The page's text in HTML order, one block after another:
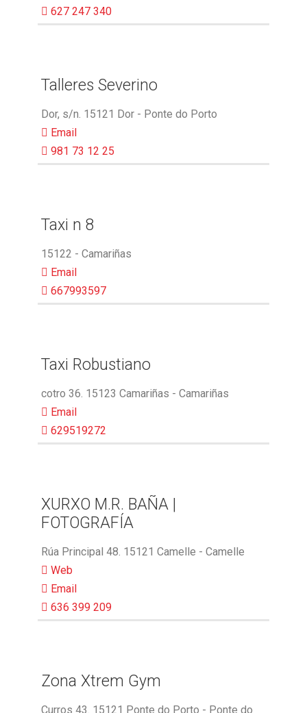
627 247 340
Talleres Severino
Dor, s/n. 15121 Dor - Ponte do Porto
Email
981 73 12 25
Taxi n 8
15122 - Camariñas
Email
667993597
Taxi Robustiano
cotro 36. 15123 Camariñas - Camariñas
Email
629519272
XURXO M.R. BAÑA |
FOTOGRAFÍA
Rúa Principal 48. 15121 Camelle - Camelle
Web
Email
636 399 209
Zona Xtrem Gym
Curros 43. 15121 Ponte do Porto - Ponte do